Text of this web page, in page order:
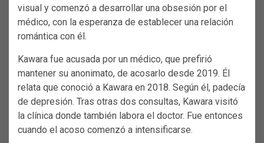
visual y comenzó a desarrollar una obsesión por el
médico, con la esperanza de establecer una relación
romántica con él.
Kawara fue acusada por un médico, que prefirió
mantener su anonimato, de acosarlo desde 2019. Él
relata que conoció a Kawara en 2018. Según él, padecía
de depresión. Tras otras dos consultas, Kawara visitó
la clínica donde también labora el doctor. Fue entonces
cuando el acoso comenzó a intensificarse.